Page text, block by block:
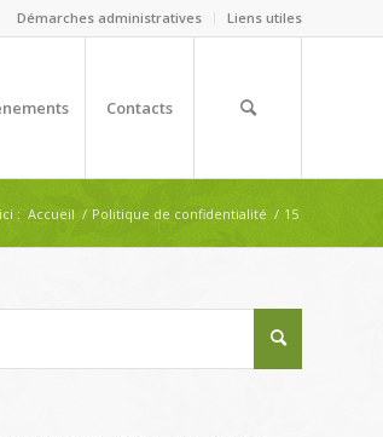
Démarches administratives Liens utiles
Contacts
: Accueil / Politique de confidentialité / 15